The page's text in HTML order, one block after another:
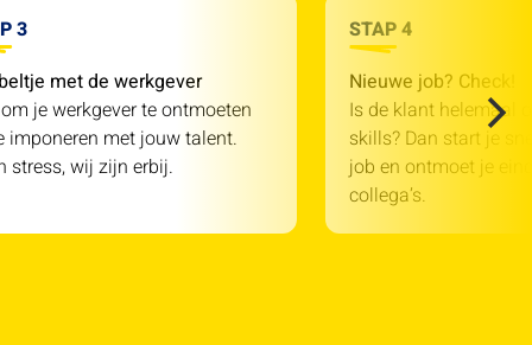
3
met de werkgever
je werkgever te ontmoeten
imponeren met jouw talent.
stress, wij zijn erbij.
STAP 4
Nieuwe job? Check!
Is de klant helemaal
skills? Dan start je
job en ontmoet je
collega’s.